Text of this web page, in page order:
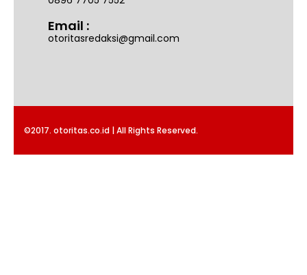
Email :
otoritasredaksi@gmail.com
©2017. otoritas.co.id | All Rights Reserved.